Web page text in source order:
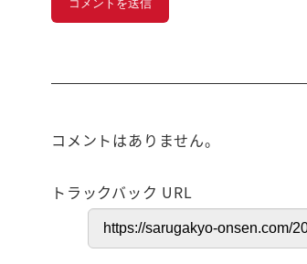
コメントはありません。
トラックバック URL